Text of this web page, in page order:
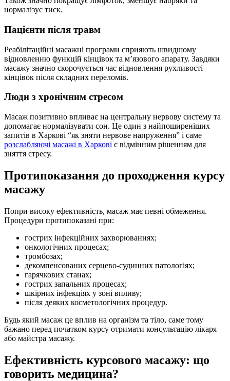
нормалізує тиск.
Пацієнти після травм
Реабілітаційні масажні програми сприяють швидшому
відновленню функцій кінцівок та м’язового апарату. Завдяки
масажу значно скорочується час відновлення рухливості
кінцівок після складних переломів.
Люди з хронічним стресом
Масаж позитивно впливає на центральну нервову систему та
допомагає нормалізувати сон. Це один з найпоширеніших
запитів в Харкові “як зняти нервове напруження” і саме
розслабляючі масажі в Харкові є відмінним рішенням для
зняття стресу.
Протипоказання до проходження курсу
масажу
Попри високу ефективність, масаж має певні обмеження.
Процедури протипоказані при:
гострих інфекційних захворюваннях;
онкологічних процесах;
тромбозах;
декомпенсованих серцево-судинних патологіях;
гарячкових станах;
гострих запальних процесах;
шкірних інфекціях у зоні впливу;
після деяких косметологічних процедур.
Будь який масаж це вплив на організм та тіло, саме тому
бажано перед початком курсу отримати консультацію лікаря
або майстра масажу.
Ефективність курсового масажу: що
говорить медицина?